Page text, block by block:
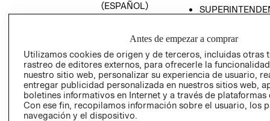
(ESPAÑOL)
TRANSPARENCIA
PETICIONES
QUEJAS Y
RECLAMOS
Antes de empezar a comprar
Utilizamos cookies de origen y de terceros, incluidas otras
rastreo de editores externos, para ofrecerle la
nuestro sitio web, personalizar su experiencia de usuario,
entregar publicidad personalizada en nuestros sitios web,
boletines informativos en Internet y a través de plataformas
Con ese fin, recopilamos información sobre el usuario, los
navegación y el dispositivo.